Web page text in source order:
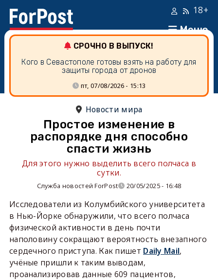
Меню
18+
СРОЧНО В ВЫПУСК!
Кого в Севастополе готовы взять на работу для
защиты города от дронов
пт, 07/08/2026 - 15:13
Новости мира
Простое изменение в
распорядке дня способно
спасти жизнь
Для этого нужно выделить всего полчаса в
сутки.
Служба новостей ForPost 20/05/2025 - 16:48
Исследователи из Колумбийского университета
в Нью-Йорке обнаружили, что всего полчаса
физической активности в день почти
наполовину сокращают вероятность внезапного
сердечного приступа. Как пишет Daily Mail,
учёные пришли к таким выводам,
проанализировав данные 609 пациентов,